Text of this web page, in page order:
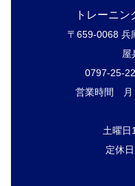
トレーニ
〒659-0068 兵
屋
0797-25-
営業時間 月
土曜日
定休